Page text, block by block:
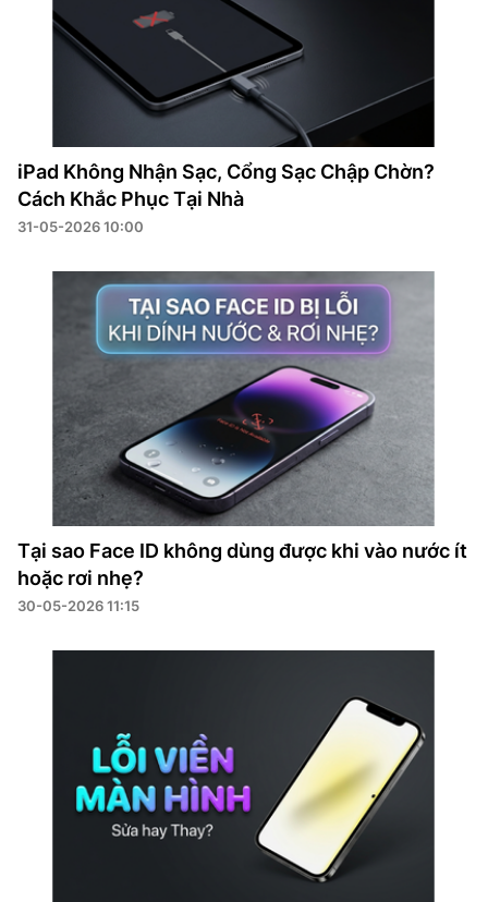
iPad Không Nhận Sạc, Cổng Sạc Chập Chờn?
Cách Khắc Phục Tại Nhà
31-05-2026 10:00
Tại sao Face ID không dùng được khi vào nước ít
hoặc rơi nhẹ?
30-05-2026 11:15